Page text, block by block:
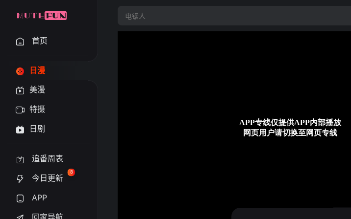
首页
日漫
美漫
特摄
日剧
追番周表
今日更新
8
APP
回家导航